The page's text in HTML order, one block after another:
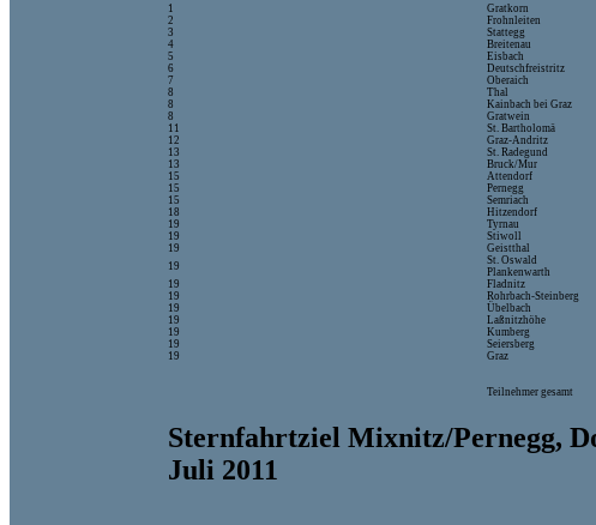
1
Gratkorn
2
Frohnleiten
3
Stattegg
4
Breitenau
5
Eisbach
6
Deutschfreistritz
7
Oberaich
8
Thal
8
Kainbach bei Graz
8
Gratwein
11
St. Bartholomä
12
Graz-Andritz
13
St. Radegund
13
Bruck/Mur
15
Attendorf
15
Pernegg
15
Semriach
18
Hitzendorf
19
Tyrnau
19
Stiwoll
19
Geistthal
19
St. Oswald
Plankenwarth
19
Fladnitz
19
Rohrbach-Steinberg
19
Übelbach
19
Laßnitzhöhe
19
Kumberg
19
Seiersberg
19
Graz
Teilnehmer gesamt
Sternfahrtziel Mixnitz/Pernegg,
Juli 2011